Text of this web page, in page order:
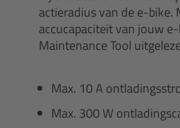
actieradius van de e-bike.
accucapaciteit van jouw
Maintenance Tool
Max. 10 A
Max. 300 W